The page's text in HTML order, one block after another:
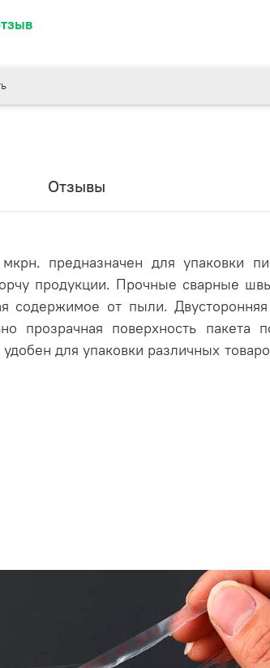
Отзывы
предназначен для упаковки
продукции. Прочные сварные
содержимое от пыли. Двусторонняя
прозрачная поверхность пакета
для упаковки различных